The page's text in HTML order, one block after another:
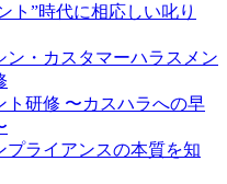
ト”時代に相応しい叱り
ン・カスタマーハラスメン
ト研修 〜カスハラへの早
プライアンスの本質を知